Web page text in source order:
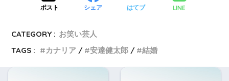
ポスト シェア はてブ LINE
CATEGORY : お笑い芸人
TAGS :
カナリア 安達健太郎 結婚